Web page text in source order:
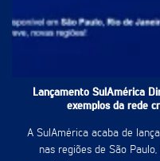
Lançamento SulAmérica
exemplos da rede
A SulAmérica acaba de
nas regiões de São